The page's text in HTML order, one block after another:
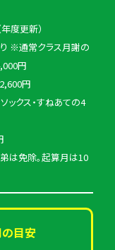
度更新）
り ※通常クラス月謝の
円
円
ソックス・すねあての4
弟は免除。起算月は10
目安